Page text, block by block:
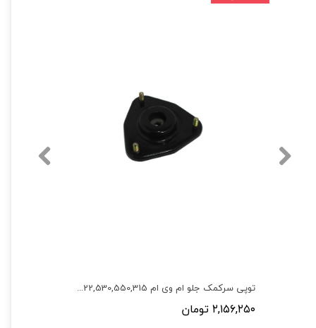
توپی سرکمک جلو ام وی ام 530,550,315,X22,X22 پرو,X33 کراس
۲,۱۵۶,۲۵۰ تومان